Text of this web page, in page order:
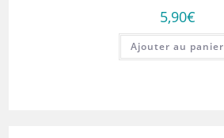
5,90€
Ajouter au panier